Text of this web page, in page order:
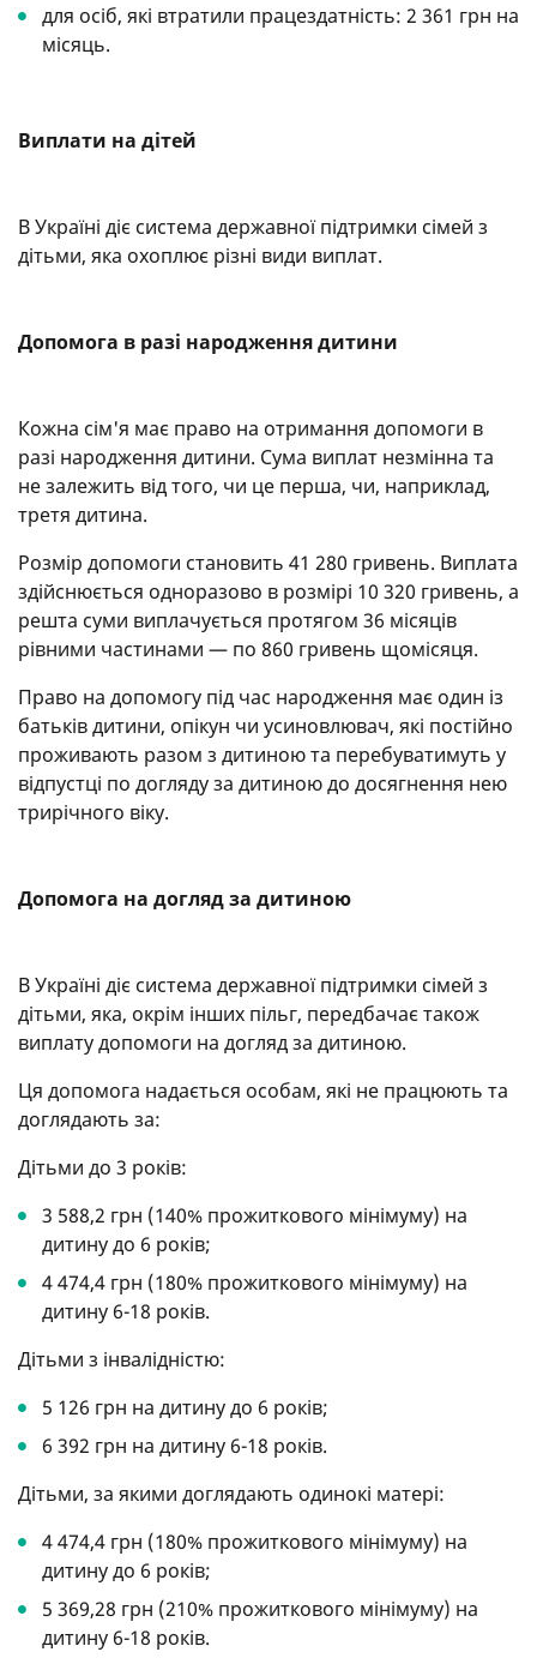
для осіб, які втратили працездатність: 2 361 грн на
місяць.
Виплати на дітей
В Україні діє система державної підтримки сімей з
дітьми, яка охоплює різні види виплат.
Допомога в разі народження дитини
Кожна сім'я має право на отримання допомоги в
разі народження дитини. Сума виплат незмінна та
не залежить від того, чи це перша, чи, наприклад,
третя дитина.
Розмір допомоги становить 41 280 гривень. Виплата
здійснюється одноразово в розмірі 10 320 гривень, а
решта суми виплачується протягом 36 місяців
рівними частинами — по 860 гривень щомісяця.
Право на допомогу під час народження має один із
батьків дитини, опікун чи усиновлювач, які постійно
проживають разом з дитиною та перебуватимуть у
відпустці по догляду за дитиною до досягнення нею
трирічного віку.
Допомога на догляд за дитиною
В Україні діє система державної підтримки сімей з
дітьми, яка, окрім інших пільг, передбачає також
виплату допомоги на догляд за дитиною.
Ця допомога надається особам, які не працюють та
доглядають за:
Дітьми до 3 років:
3 588,2 грн (140% прожиткового мінімуму) на
дитину до 6 років;
4 474,4 грн (180% прожиткового мінімуму) на
дитину 6-18 років.
Дітьми з інвалідністю:
5 126 грн на дитину до 6 років;
6 392 грн на дитину 6-18 років.
Дітьми, за якими доглядають одинокі матері:
4 474,4 грн (180% прожиткового мінімуму) на
дитину до 6 років;
5 369,28 грн (210% прожиткового мінімуму) на
дитину 6-18 років.